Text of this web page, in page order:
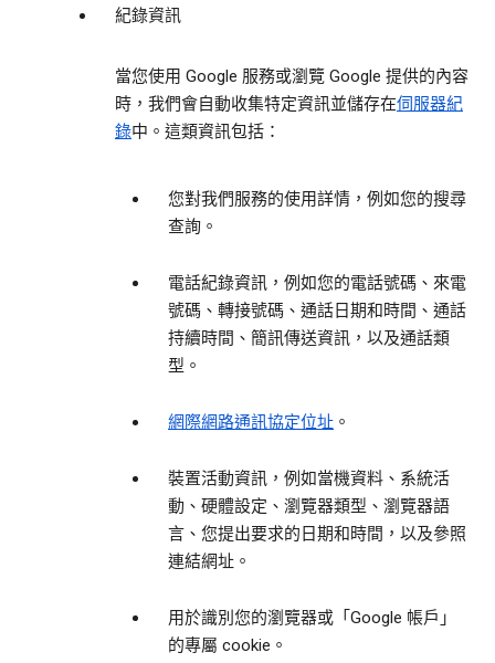
紀錄資訊
當您使用 Google 服務或瀏覽 Google 提供的內容
時，我們會自動收集特定資訊並儲存在伺服器紀
錄中。這類資訊包括：
您對我們服務的使用詳情，例如您的搜尋
查詢。
電話紀錄資訊，例如您的電話號碼、來電
號碼、轉接號碼、通話日期和時間、通話
持續時間、簡訊傳送資訊，以及通話類
型。
網際網路通訊協定位址 。
裝置活動資訊，例如當機資料、系統活
動、硬體設定、瀏覽器類型、瀏覽器語
言、您提出要求的日期和時間，以及參照
連結網址。
用於識別您的瀏覽器或「Google 帳戶」
的專屬 cookie。